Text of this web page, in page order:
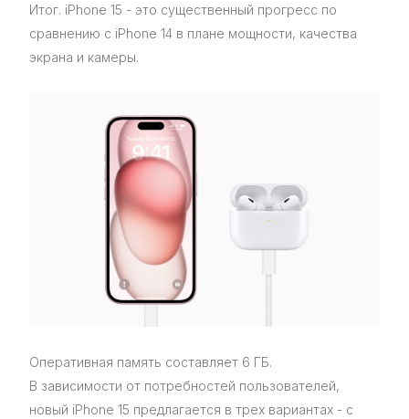
Итог. iPhone 15 - это существенный прогресс по
сравнению с iPhone 14 в плане мощности, качества
экрана и камеры.
Оперативная память составляет 6 ГБ.
В зависимости от потребностей пользователей,
новый iPhone 15 предлагается в трех вариантах - с